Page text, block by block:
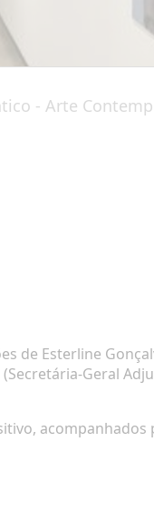
- Arte
de Esterline
Geral